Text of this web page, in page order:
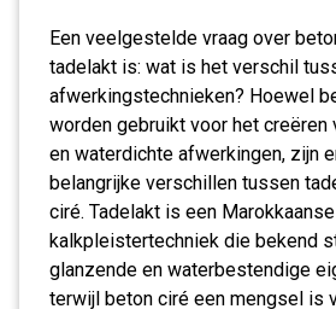
Een veelgestelde vraag over
tadelakt is: wat is het verschil
afwerkingstechnieken? Hoewel
worden gebruikt voor het creëren
en waterdichte afwerkingen, zijn
belangrijke verschillen tussen
ciré. Tadelakt is een Marokkaanse
kalkpleistertechniek die bekend
glanzende en waterbestendige
terwijl beton ciré een mengsel is